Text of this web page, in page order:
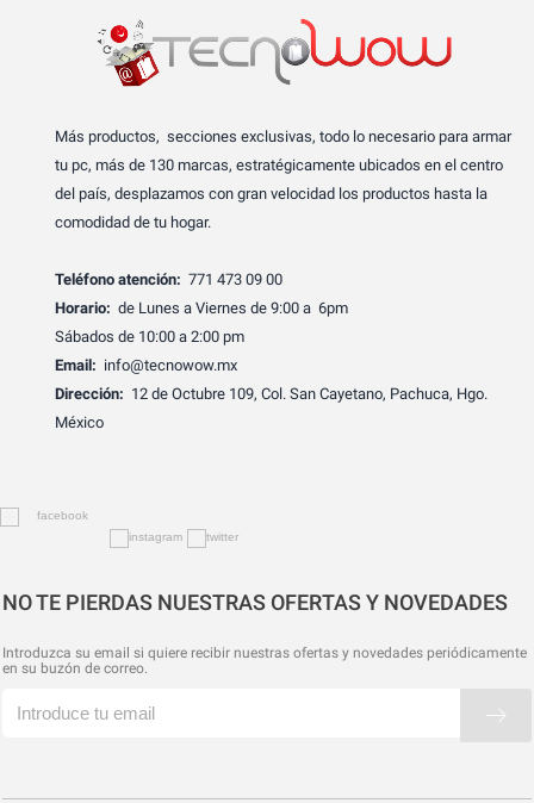
Más productos, secciones exclusivas, todo lo necesario para armar
tu pc, más de 130 marcas, estratégicamente ubicados en el centro
del país, desplazamos con gran velocidad los productos hasta la
comodidad de tu hogar.
Teléfono atención: 771 473 09 00
Horario: de Lunes a Viernes de 9:00 a 6pm
Sábados de 10:00 a 2:00 pm
Email: info@tecnowow.mx
Dirección: 12 de Octubre 109, Col. San Cayetano, Pachuca, Hgo.
México
NO TE PIERDAS NUESTRAS OFERTAS Y NOVEDADES
Introduzca su email si quiere recibir nuestras ofertas y novedades periódicamente
en su buzón de correo.